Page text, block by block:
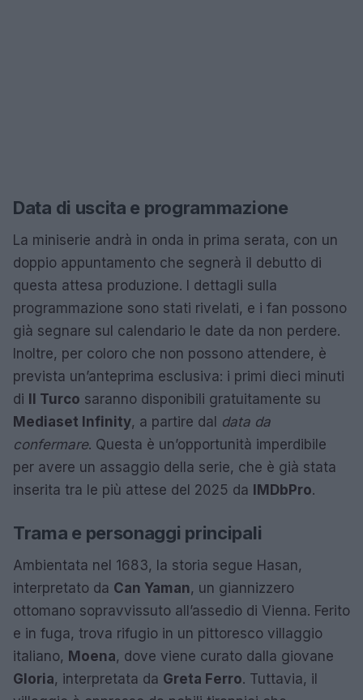
Data di uscita e programmazione
La miniserie andrà in onda in prima serata, con un
doppio appuntamento che segnerà il debutto di
questa attesa produzione. I dettagli sulla
programmazione sono stati rivelati, e i fan possono
già segnare sul calendario le date da non perdere.
Inoltre, per coloro che non possono attendere, è
prevista un’anteprima esclusiva: i primi dieci minuti
di
Il Turco saranno disponibili gratuitamente su
Mediaset Infinity, a partire dal data da
confermare. Questa è un’opportunità imperdibile
per avere un assaggio della serie, che è già stata
inserita tra le più attese del 2025 da
IMDbPro.
Trama e personaggi principali
Ambientata nel 1683, la storia segue Hasan,
interpretato da Can Yaman, un giannizzero
ottomano sopravvissuto all’assedio di Vienna. Ferito
e in fuga, trova rifugio in un pittoresco villaggio
italiano, Moena, dove viene curato dalla giovane
Gloria, interpretata da Greta Ferro. Tuttavia, il